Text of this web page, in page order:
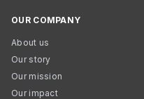
OUR COMPANY
About us
Our story
Our mission
Our impact